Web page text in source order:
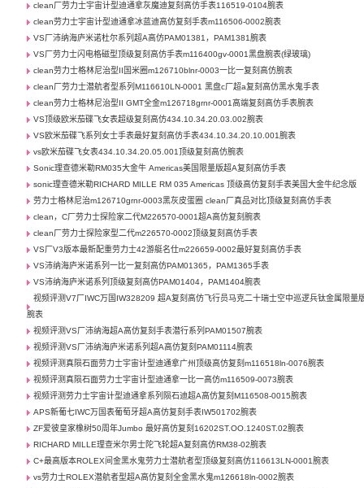
clean厂劳力士宇宙计型迪通拿灰魔迪复刻高仿手表116519-0104腕表
clean劳力士宇宙计型迪通拿冰蓝迪高仿复刻手表m116506-0002腕表
VS厂沛纳海庐米诺杜尔系列超A高仿PAM01381，PAM1381腕表
VS厂劳力士闪电格磁型顶级复刻高仿手表m116400gv-0001黑盘腕表(绿玻璃)
clean劳力士格林尼治型II国米圈m126710blnr-0003一比一复刻高仿腕表
clean厂劳力士潜航者型系列M116610LN-0001 黑盘c厂超a复刻高仿黑水鬼手表
clean劳力士格林尼治型II GMT全金m126718grnr-0001高端复刻高仿手表腕表
VS顶级欧米茄碟飞女表超级复刻高仿434.10.34.20.03.002腕表
VS欧米茄碟飞系列女士手表最好复刻高仿手表434.10.34.20.10.001腕表
vs欧米茄碟飞女表434.10.34.20.05.001顶级复刻高仿腕表
Sonic理查德米勒RM035大金牛 Americas美国限量版超A复刻高仿手表
sonic理查德米勒RICHARD MILLE RM 035 Americas 顶级高仿复刻手表美国大金牛纪念版
劳力士格林尼治m126710grnr-0003黑灰皮蛋圈 clean厂真品对比顶级复刻高仿手表
clean，C厂劳力士探险家二代M226570-0001超A高仿复刻腕表
clean厂劳力士探险家型二代m226570-0002顶级复刻高仿手表
VS厂V3版本最新配重劳力士42游艇名仕m226659-0002最好复刻高仿手表
VS沛纳海庐米诺系列一比一复刻高仿PAM01365，PAM1365手表
VS沛纳海庐米诺系列顶级复刻高仿PAM01404，PAM1404腕表
视频评测V7厂IWC万国IW328209 超A复刻高仿飞行员马克二十瑞士空中巡逻兵钛金属限量
腕表
视频评测VS厂沛纳海超A高仿复刻手表潜行系列PAM01507腕表
视频评测VS厂沛纳海庐米诺系列超A高仿复刻PAM01114腕表
视频评测真陨石面劳力士宇宙计型迪通拿广州顶级高仿复刻m116518ln-0076腕表
视频评测真陨石面劳力士宇宙计型迪通拿一比一高仿m116509-0073腕表
视频评测劳力士宇宙计型迪通拿系列陨石迪超A高仿复刻M116508-0015腕表
APS新葡七IWC万国表葡萄牙超A高仿复刻手表IW501702腕表
ZF爱彼皇家橡树50周年Jumbo 最好高仿复刻16202ST.OO.1240ST.02腕表
RICHARD MILLE理查米尔男士陀飞轮超A复刻高仿RM38-02腕表
C+最高版本ROLEX间金黑水鬼劳力士潜航者型顶级复刻高仿116613LN-0001腕表
vs劳力士ROLEX潜航者型超A高仿复刻全金黑水鬼m126618ln-0002腕表